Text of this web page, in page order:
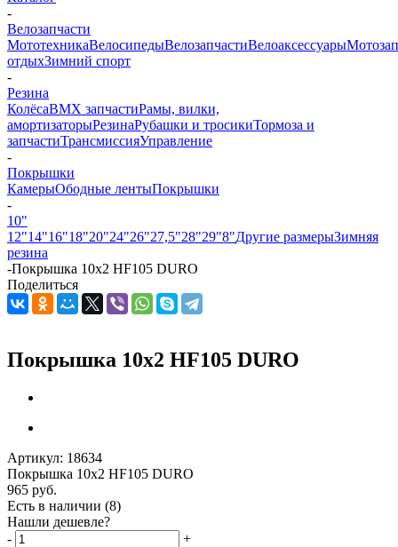
-
Велозапчасти
МототехникаВелосипедыВелозапчастиВелоаксессуары
отдыхЗимний спорт
-
Резина
КолёсаBMX запчастиРамы, вилки,
амортизаторыРезинаРубашки и тросикиТормоза и
запчастиТрансмиссияУправление
-
Покрышки
КамерыОбодные лентыПокрышки
-
10"
12"14"16"18"20"24"26"27,5"28"29"8"Другие размерыЗимняя
резина
-Покрышка 10x2 HF105 DURO
Поделиться
Покрышка 10x2 HF105 DURO
Артикул: 18634
Покрышка 10x2 HF105 DURO
965 руб.
Есть в наличии (8)
Нашли дешевле?
-
+